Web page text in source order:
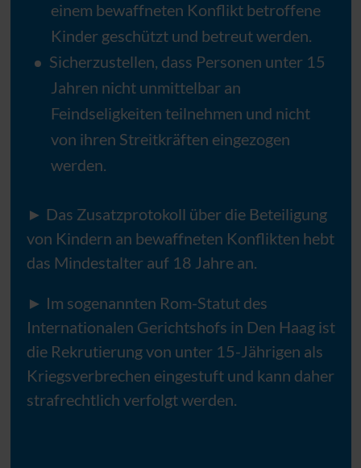
einem bewaffneten Konflikt betroffene
Kinder geschützt und betreut werden.
Sicherzustellen, dass Personen unter 15
Jahren nicht unmittelbar an
Feindseligkeiten teilnehmen und nicht
von ihren Streitkräften eingezogen
werden.
► Das Zusatzprotokoll über die Beteiligung
von Kindern an bewaffneten Konflikten hebt
das Mindestalter auf 18 Jahre an.
► Im sogenannten Rom-Statut des
Internationalen Gerichtshofs in Den Haag ist
die Rekrutierung von unter 15-Jährigen als
Kriegsverbrechen eingestuft und kann daher
strafrechtlich verfolgt werden.